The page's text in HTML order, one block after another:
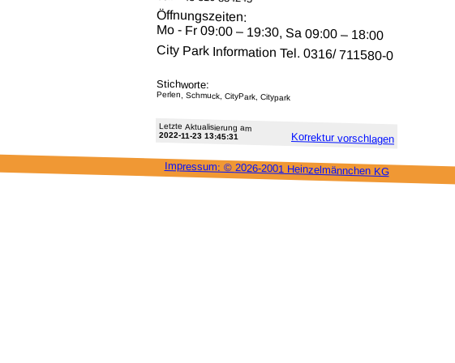
Öffnungszeiten:
Mo - Fr 09:00 – 19:30, Sa 09:00 – 18:00
City Park Information Tel. 0316/ 711580-0
Stichworte:
Perlen, Schmuck, CityPark, Citypark
Letzte Aktu­alisie­rung am
2022-11-23 13:45:31 Korrektur vor­schlagen
Impressum: © 2026-2001 Heinzel­männchen KG